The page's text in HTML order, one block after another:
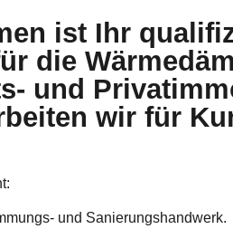
ist Ihr
die
und
wir für
und Sanierungshandwerk.